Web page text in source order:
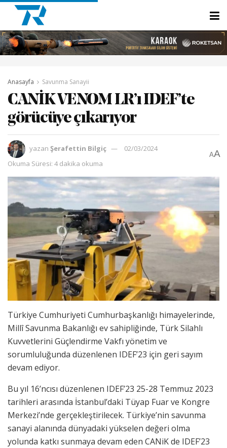
Anasayfa Savunma Sanayii
CANİK VENOM LR’ı IDEF’te
görücüye çıkarıyor
yazan Şerafettin Bilgiç
02/03/2024
Okuma Süresi: 4 dakika okuma
AA
Türkiye Cumhuriyeti Cumhurbaşkanlığı himayelerinde,
Millî Savunma Bakanlığı ev sahipliğinde, Türk Silahlı
Kuvvetlerini Güçlendirme Vakfı yönetim ve
sorumluluğunda düzenlenen IDEF’23 için geri sayım
devam ediyor.
Bu yıl 16’ncısı düzenlenen IDEF’23 25-28 Temmuz 2023
tarihleri arasında İstanbul’daki Tüyap Fuar ve Kongre
Merkezi’nde gerçekleştirilecek. Türkiye’nin savunma
sanayi alanında dünyadaki yükselen değeri olma
yolunda katkı sunmaya devam eden CANiK de IDEF’23